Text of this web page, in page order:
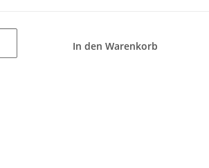
In den Warenkorb